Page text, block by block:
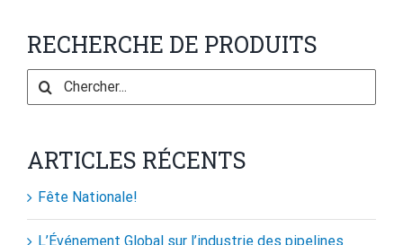
RECHERCHE DE PRODUITS
Search
for:
ARTICLES RÉCENTS
Fête Nationale!
L’Événement Global sur l’industrie des pipelines